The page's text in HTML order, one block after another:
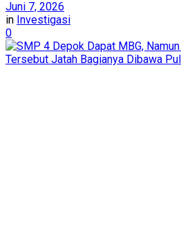
Juni 7, 2026
in Investigasi
0